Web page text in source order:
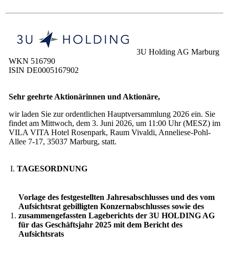
3U Holding AG Marburg
WKN 516790
ISIN DE0005167902
Sehr geehrte Aktionärinnen und Aktionäre,
wir laden Sie zur ordentlichen Hauptversammlung 2026 ein. Sie
findet am Mittwoch, dem 3. Juni 2026, um 11:00 Uhr (MESZ) im
VILA VITA Hotel Rosenpark, Raum Vivaldi, Anneliese-Pohl-
Allee 7-17, 35037 Marburg, statt.
I. TAGESORDNUNG
1.
Vorlage des festgestellten Jahresabschlusses und des vom
Aufsichtsrat gebilligten Konzernabschlusses sowie des
zusammengefassten Lageberichts der 3U HOLDING AG
für das Geschäftsjahr 2025 mit dem Bericht des
Aufsichtsrats